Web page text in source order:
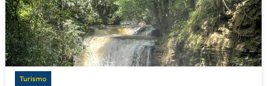
Turismo